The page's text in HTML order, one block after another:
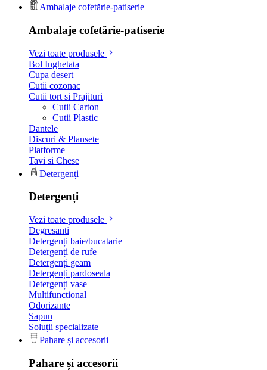
Ambalaje cofetărie-patiserie
Ambalaje cofetărie-patiserie
Vezi toate produsele
Bol Inghetata
Cupa desert
Cutii cozonac
Cutii tort si Prajituri
Cutii Carton
Cutii Plastic
Dantele
Discuri & Plansete
Platforme
Tavi si Chese
Detergenți
Detergenți
Vezi toate produsele
Degresanti
Detergenți baie/bucatarie
Detergenți de rufe
Detergenți geam
Detergenți pardoseala
Detergenți vase
Multifunctional
Odorizante
Sapun
Soluții specializate
Pahare și accesorii
Pahare și accesorii